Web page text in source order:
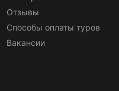
Отзывы
Способы оплаты туров
Вакансии